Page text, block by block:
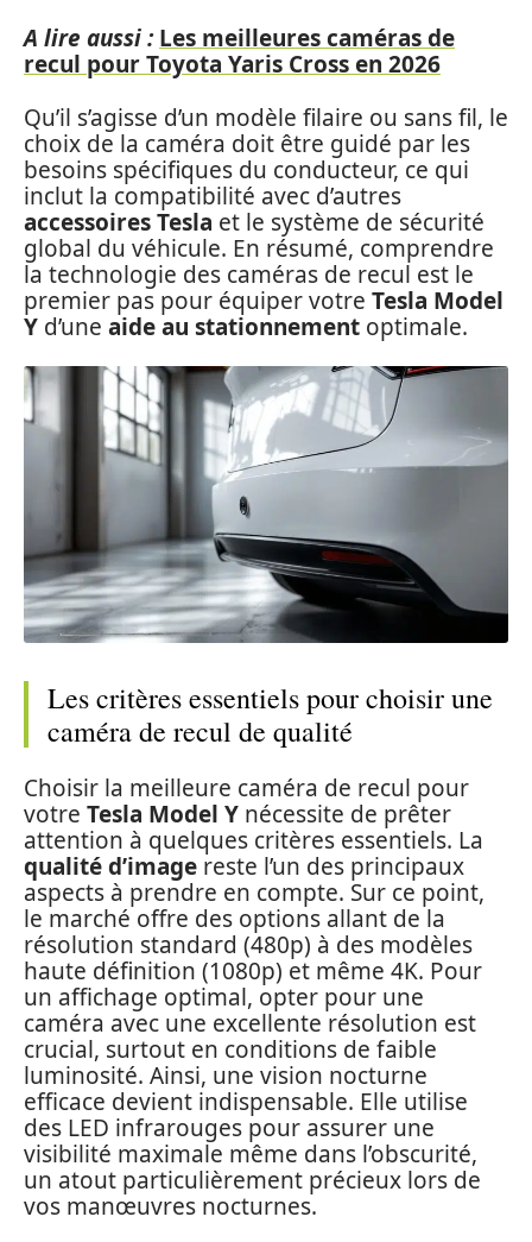
A lire aussi : Les meilleures caméras de
recul pour Toyota Yaris Cross en 2026
Qu’il s’agisse d’un modèle filaire ou sans fil, le
choix de la caméra doit être guidé par les
besoins spécifiques du conducteur, ce qui
inclut la compatibilité avec d’autres
accessoires Tesla et le système de sécurité
global du véhicule. En résumé, comprendre
la technologie des caméras de recul est le
premier pas pour équiper votre Tesla Model
Y d’une aide au stationnement optimale.
Les critères essentiels pour choisir une
caméra de recul de qualité
Choisir la meilleure caméra de recul pour
votre Tesla Model Y nécessite de prêter
attention à quelques critères essentiels. La
qualité d’image reste l’un des principaux
aspects à prendre en compte. Sur ce point,
le marché offre des options allant de la
résolution standard (480p) à des modèles
haute définition (1080p) et même 4K. Pour
un affichage optimal, opter pour une
caméra avec une excellente résolution est
crucial, surtout en conditions de faible
luminosité. Ainsi, une vision nocturne
efficace devient indispensable. Elle utilise
des LED infrarouges pour assurer une
visibilité maximale même dans l’obscurité,
un atout particulièrement précieux lors de
vos manœuvres nocturnes.